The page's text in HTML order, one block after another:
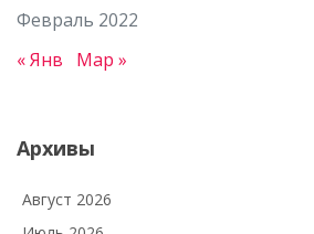
Февраль 2022
« Янв Мар »
Архивы
Август 2026